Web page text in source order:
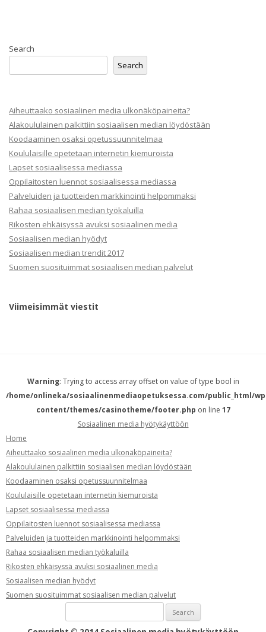
Search
Search
Aiheuttaako sosiaalinen media ulkonäköpaineita?
Alakoululainen palkittiin sosiaalisen median löydöstään
Koodaaminen osaksi opetussuunnitelmaa
Koululaisille opetetaan internetin kiemuroista
Lapset sosiaalisessa mediassa
Oppilaitosten luennot sosiaalisessa mediassa
Palveluiden ja tuotteiden markkinointi helpommaksi
Rahaa sosiaalisen median työkaluilla
Rikosten ehkäisyssä avuksi sosiaalinen media
Sosiaalisen median hyödyt
Sosiaalisen median trendit 2017
Suomen suosituimmat sosiaalisen median palvelut
Viimeisimmät viestit
Warning: Trying to access array offset on value of type bool in
/home/onlineka/sosiaalinenmediaopetuksessa.com/public_html/
content/themes/casinotheme/footer.php on line 17
Sosiaalinen media hyötykäyttöön
Home
Aiheuttaako sosiaalinen media ulkonäköpaineita?
Alakoululainen palkittiin sosiaalisen median löydöstään
Koodaaminen osaksi opetussuunnitelmaa
Koululaisille opetetaan internetin kiemuroista
Lapset sosiaalisessa mediassa
Oppilaitosten luennot sosiaalisessa mediassa
Palveluiden ja tuotteiden markkinointi helpommaksi
Rahaa sosiaalisen median työkaluilla
Rikosten ehkäisyssä avuksi sosiaalinen media
Sosiaalisen median hyödyt
Suomen suosituimmat sosiaalisen median palvelut
for: